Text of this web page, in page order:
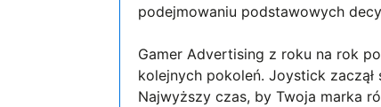
podejmowaniu podstawowych
Gamer Advertising z roku na rok
kolejnych pokoleń. Joystick zaczął
Najwyższy czas, by Twoja marka